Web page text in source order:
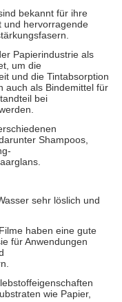
bekannt für ihre
und hervorragende
Papierindustrie als
um die
und die Tintabsorption
auch als Bindemittel für
bei
Shampoos,
sehr löslich und
haben eine gute
für Anwendungen
wie Papier,